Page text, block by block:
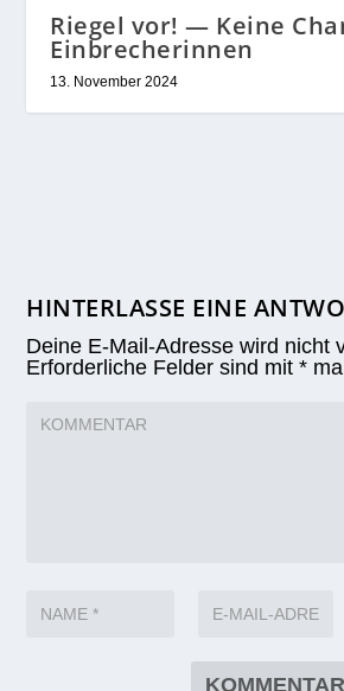
Riegel vor! — Keine
Einbrecherinnen
13. November 2024
HINTERLASSE EINE
Deine E-Mail-Adresse wird nicht
Erforderliche Felder sind mit*